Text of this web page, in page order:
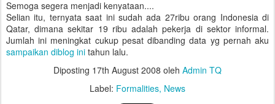
Semoga segera menjadi kenyataan....
Selian itu, ternyata saat ini sudah ada 27ribu orang Indonesia di
Qatar, dimana sekitar 19 ribu adalah pekerja di sektor informal.
Jumlah ini meningkat cukup pesat dibanding data yg pernah aku
sampaikan diblog ini tahun lalu.
Diposting 17th August 2008 oleh Admin TQ
Label: Formalities News